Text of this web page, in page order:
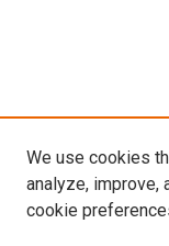
We use cookies
analyze, improve,
cookie